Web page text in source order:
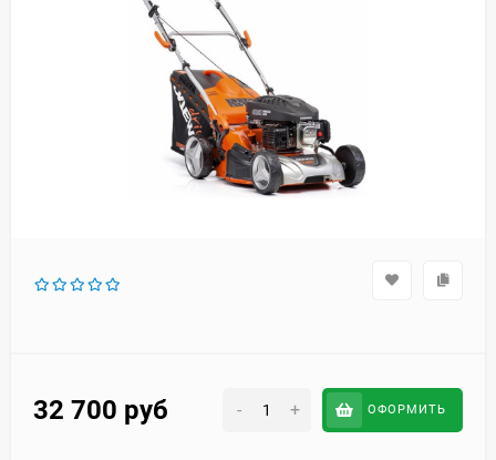
32 700 руб - + ОФОРМИТЬ